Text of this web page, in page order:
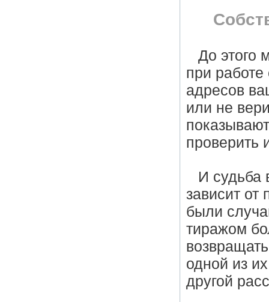
До этого
при работе
адресов
или не
проверить
И судьба
зависит от
были
тиражом
одной из
другой